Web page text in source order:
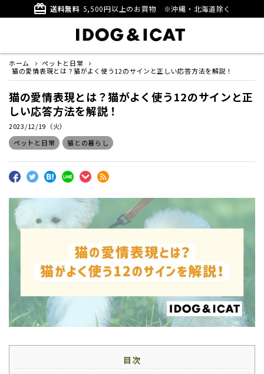
card_giftcard 送料無料 5,500円以上のお買物 ※沖縄・北海道除く
ホーム
ペットと日常
猫の愛情表現とは？猫がよく使う12のサインと正しい応答方法を解説！
猫の愛情表現とは？猫がよく使う12のサインと正
しい応答方法を解説！
2023/12/19（火）
ペットと日常
猫との暮らし
目次